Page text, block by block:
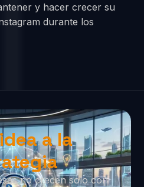
y hacer crecer su
durante los
a la
no crecen solo con